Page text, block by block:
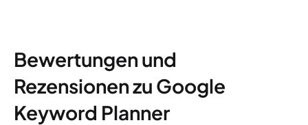
Bewertungen und
Rezensionen zu Google
Keyword Planner